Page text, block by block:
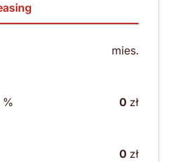
mies.
% 0 zł
0 zł